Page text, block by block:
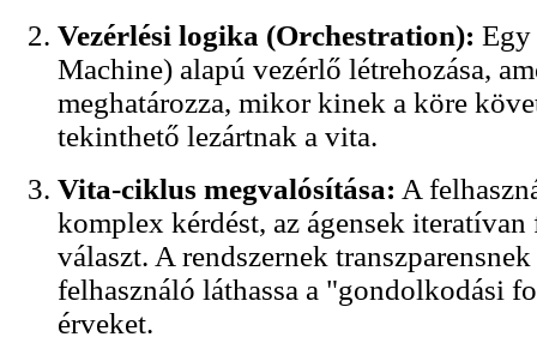
Vezérlési logika (Orchestration): Egy
Machine) alapú vezérlő létrehozása,
meghatározza, mikor kinek a köre
tekinthető lezártnak a vita.
Vita-ciklus megvalósítása: A
komplex kérdést, az ágensek
választ. A rendszernek
felhasználó láthassa a "gondolkodási
érveket.